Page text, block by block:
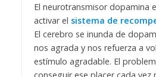
El neurotransmisor dopamina
activar el sistema de
El cerebro se inunda de
nos agrada y nos refuerza a
estímulo agradable. El